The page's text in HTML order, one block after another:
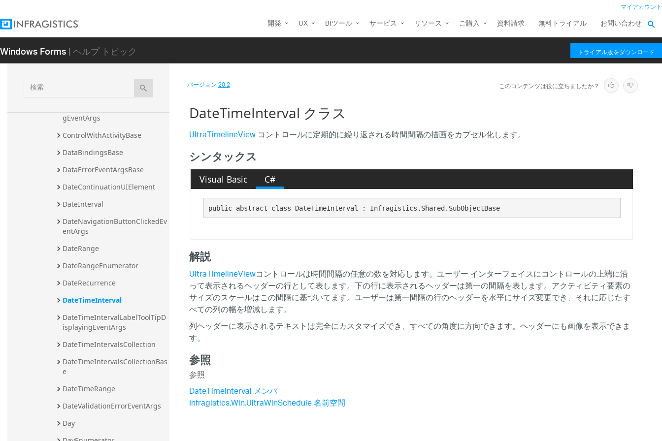
マイアカウント
開発 UX BIツール サービス リソース ご購入 資料請求 無料トライアル お問い合わせ
Windows Forms| ヘルプ トピック トライアル版をダウンロード
検
索
CancelableTaskEventArgs
CancelableUIElementEventArgs
ClickToAddAppointmentUIElem
ent
ColumnHeaderInitializingEvent
gEventArgs
ControlWithActivityBase
DataBindingsBase
DataErrorEventArgsBase
DateContinuationUIElement
DateInterval
DateNavigationButtonClickedEv
entArgs
DateRange
DateRangeEnumerator
DateRecurrence
DateTimeInterval
DateTimeIntervalLabelToolTipD
isplayingEventArgs
DateTimeIntervalsCollection
DateTimeIntervalsCollectionBas
e
DateTimeRange
DateValidationErrorEventArgs
Day
バージョン20.2 このコンテンツは役に立ちましたか？
DateTimeInterval クラス
UltraTimelineViewコントロールに定期的に繰り返される時間間隔の描画をカプセル化します。
シンタックス
Visual Basic C#
public abstract class DateTimeInterval : Infragistics.Shared.SubObjectBase
解説
UltraTimelineViewコントロールは時間間隔の任意の数を対応します。ユーザー インターフェイスにコントロールの上端に沿
って表示されるヘッダーの行として表します。下の行に表示されるヘッダーは第一の間隔を表します。アクティビティ要素の
サイズのスケールはこの間隔に基づいてます。ユーザーは第一間隔の行のヘッダーを水平にサイズ変更でき、それに応じたす
べての列の幅を増減します。
列ヘッダーに表示されるテキストは完全にカスタマイズでき、すべての角度に方向できます。ヘッダーにも画像を表示できま
す。
参照
参照
DateTimeInterval メンバ
Infragistics.Win.UltraWinSchedule 名前空間